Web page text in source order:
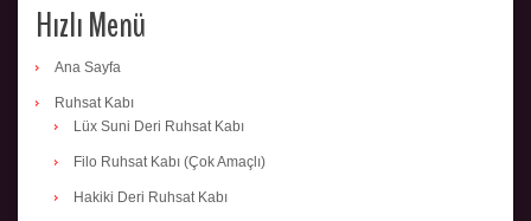
Hızlı Menü
Ana Sayfa
Ruhsat Kabı
Lüx Suni Deri Ruhsat Kabı
Filo Ruhsat Kabı (Çok Amaçlı)
Hakiki Deri Ruhsat Kabı